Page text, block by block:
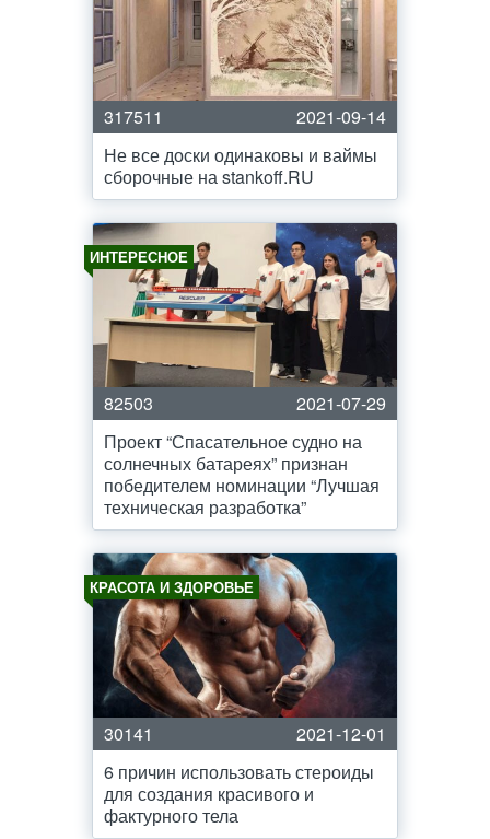
317511
2021-09-14
Не все доски одинаковы и ваймы
сборочные на stankoff.RU
ИНТЕРЕСНОЕ
82503
2021-07-29
Проект “Спасательное судно на
солнечных батареях” признан
победителем номинации “Лучшая
техническая разработка”
КРАСОТА И ЗДОРОВЬЕ
30141
2021-12-01
6 причин использовать стероиды
для создания красивого и
фактурного тела